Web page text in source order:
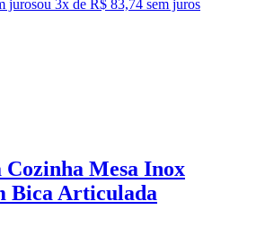
jurosou 3x de R$ 83,74 sem juros
Mesa Inox
Bica Articulada